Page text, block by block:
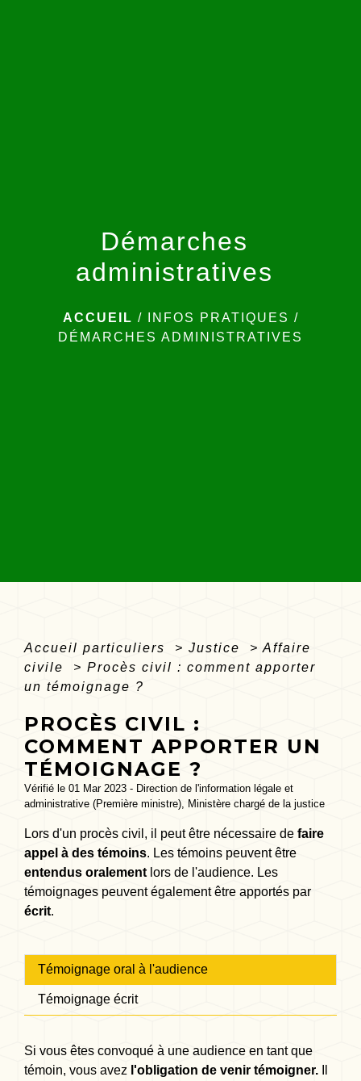
Démarches
administratives
ACCUEIL / INFOS PRATIQUES /
DÉMARCHES ADMINISTRATIVES
Accueil particuliers > Justice > Affaire
civile
> Procès civil : comment apporter
un témoignage ?
PROCÈS CIVIL :
COMMENT APPORTER UN
TÉMOIGNAGE ?
Vérifié le 01 Mar 2023 - Direction de l'information légale et
administrative (Première ministre), Ministère chargé de la justice
Lors d'un procès civil, il peut être nécessaire de faire
appel à des témoins. Les témoins peuvent être
entendus oralement lors de l'audience. Les
témoignages peuvent également être apportés par
écrit.
Témoignage oral à l'audience
Témoignage écrit
Si vous êtes convoqué à une audience en tant que
témoin, vous avez l'obligation de venir témoigner.